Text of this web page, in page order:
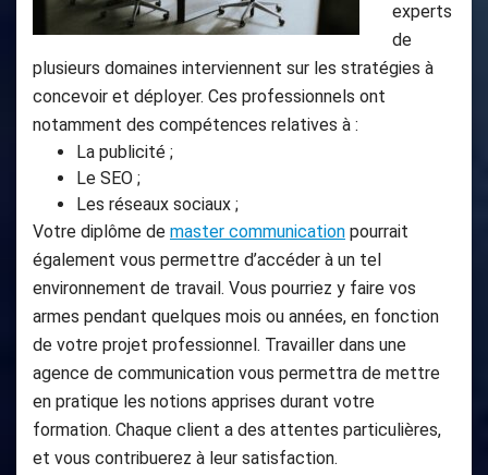
experts
de
plusieurs domaines interviennent sur les stratégies à
concevoir et déployer. Ces professionnels ont
notamment des compétences relatives à :
La publicité ;
Le SEO ;
Les réseaux sociaux ;
Votre diplôme de master communication pourrait
également vous permettre d’accéder à un tel
environnement de travail. Vous pourriez y faire vos
armes pendant quelques mois ou années, en fonction
de votre projet professionnel. Travailler dans une
agence de communication vous permettra de mettre
en pratique les notions apprises durant votre
formation. Chaque client a des attentes particulières,
et vous contribuerez à leur satisfaction.